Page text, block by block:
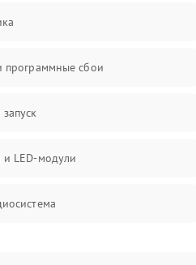
программные сбои
и LED-модули